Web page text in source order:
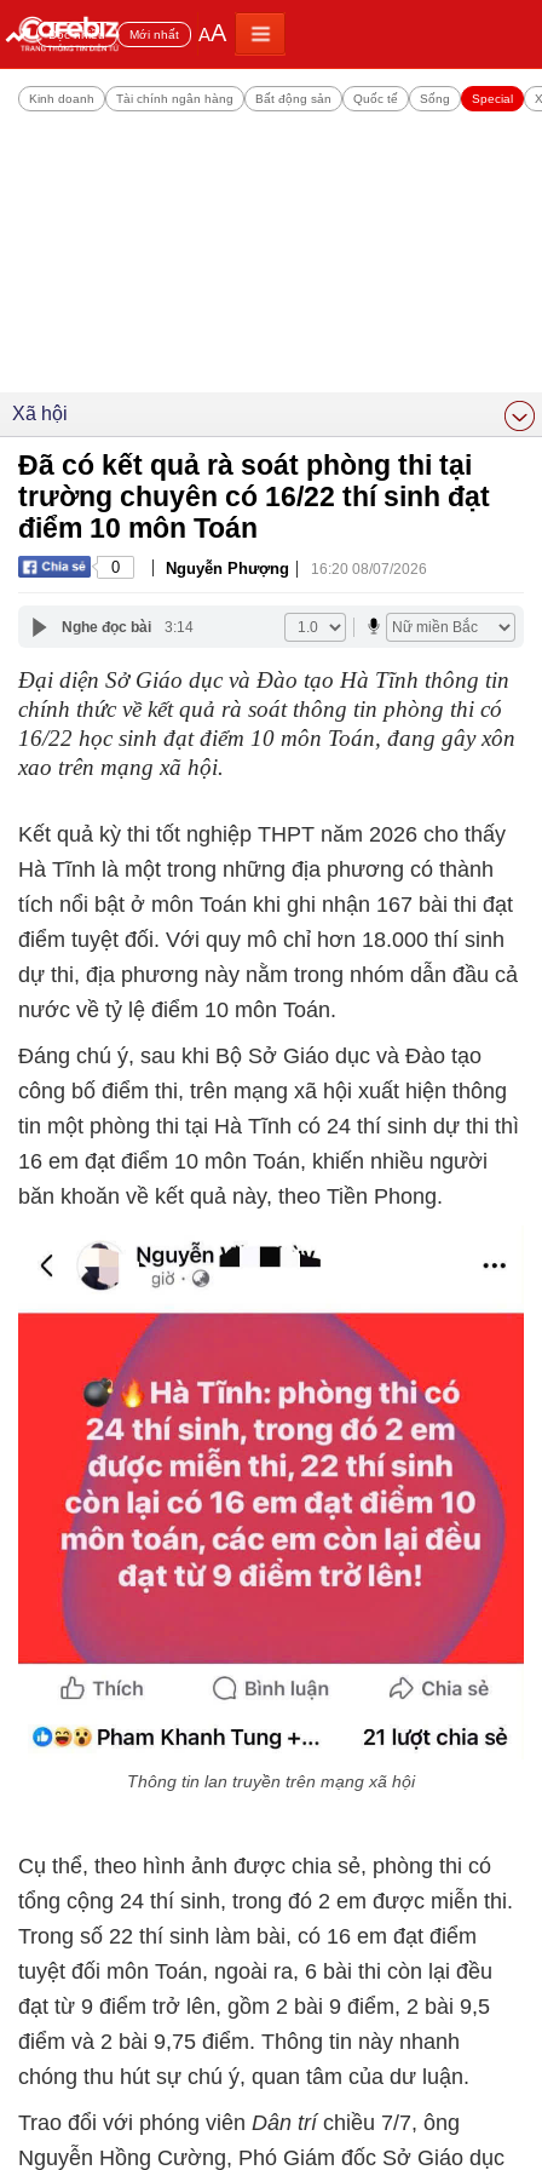
Đọc nhiều Mới nhất AA
Kinh doanh Tài chính ngân hàng Bất động sản Quốc tế Sống Special
Xã hội
Đã có kết quả rà soát phòng thi tại
trường chuyên có 16/22 thí sinh đạt
điểm 10 môn Toán
0 | Nguyễn Phượng | 16:20 08/07/2026
Nghe đọc bài 3:14
Đại diện Sở Giáo dục và Đào tạo Hà Tĩnh thông tin
chính thức về kết quả rà soát thông tin phòng thi có
16/22 học sinh đạt điểm 10 môn Toán, đang gây xôn
xao trên mạng xã hội.
Kết quả kỳ thi tốt nghiệp THPT năm 2026 cho thấy
Hà Tĩnh là một trong những địa phương có thành
tích nổi bật ở môn Toán khi ghi nhận 167 bài thi đạt
điểm tuyệt đối. Với quy mô chỉ hơn 18.000 thí sinh
dự thi, địa phương này nằm trong nhóm dẫn đầu cả
nước về tỷ lệ điểm 10 môn Toán.
Đáng chú ý, sau khi Bộ Sở Giáo dục và Đào tạo
công bố điểm thi, trên mạng xã hội xuất hiện thông
tin một phòng thi tại Hà Tĩnh có 24 thí sinh dự thi thì
16 em đạt điểm 10 môn Toán, khiến nhiều người
băn khoăn về kết quả này, theo Tiền Phong.
Thông tin lan truyền trên mạng xã hội
Cụ thể, theo hình ảnh được chia sẻ, phòng thi có
tổng cộng 24 thí sinh, trong đó 2 em được miễn thi.
Trong số 22 thí sinh làm bài, có 16 em đạt điểm
tuyệt đối môn Toán, ngoài ra, 6 bài thi còn lại đều
đạt từ 9 điểm trở lên, gồm 2 bài 9 điểm, 2 bài 9,5
điểm và 2 bài 9,75 điểm. Thông tin này nhanh
chóng thu hút sự chú ý, quan tâm của dư luận.
Trao đổi với phóng viên Dân trí chiều 7/7, ông
Nguyễn Hồng Cường, Phó Giám đốc Sở Giáo dục